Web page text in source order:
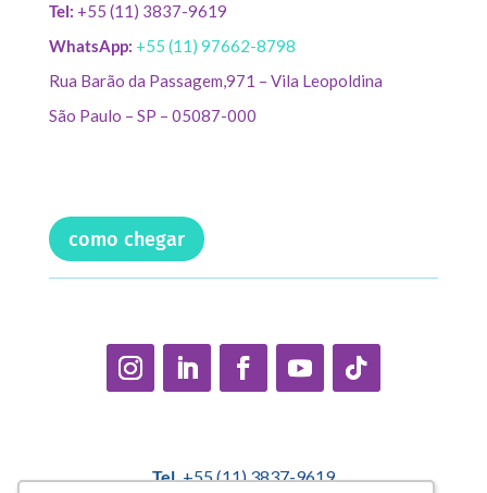
Tel: +55 (11) 3837-9619
WhatsApp: +55 (11) 97662-8798
Rua Barão da Passagem,971 – Vila Leopoldina
São Paulo – SP – 05087-000
como chegar
Tel.+55 (11) 3837-9619